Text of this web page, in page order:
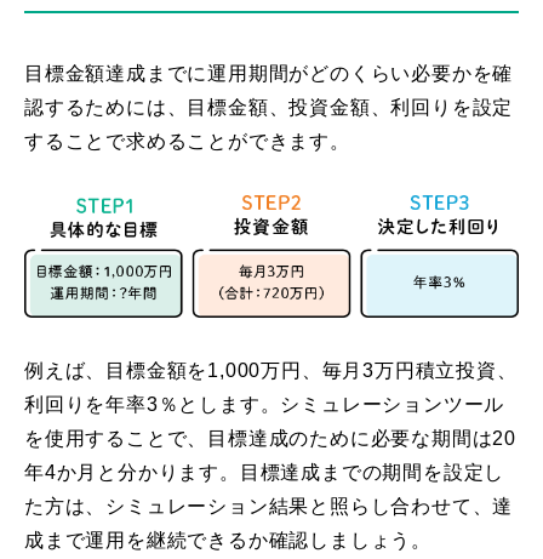
目標金額達成までに運用期間がどのくらい必要かを確
認するためには、目標金額、投資金額、利回りを設定
することで求めることができます。
例えば、目標金額を1,000万円、毎月3万円積立投資、
利回りを年率3％とします。シミュレーションツール
を使用することで、目標達成のために必要な期間は20
年4か月と分かります。目標達成までの期間を設定し
た方は、シミュレーション結果と照らし合わせて、達
成まで運用を継続できるか確認しましょう。